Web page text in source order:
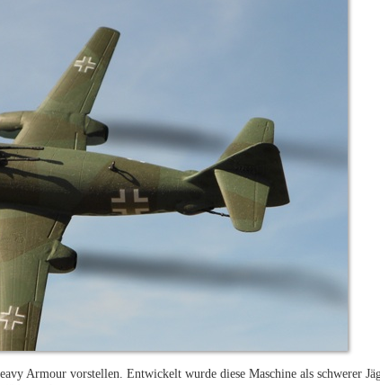
Armour vorstellen. Entwickelt wurde diese Maschine als schwerer